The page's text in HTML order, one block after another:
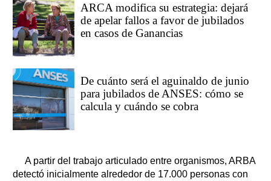
ARCA modifica su estrategia: dejará
de apelar fallos a favor de jubilados
en casos de Ganancias
De cuánto será el aguinaldo de junio
para jubilados de ANSES: cómo se
calcula y cuándo se cobra
A partir del trabajo articulado entre organismos, ARBA
detectó inicialmente alrededor de 17.000 personas con